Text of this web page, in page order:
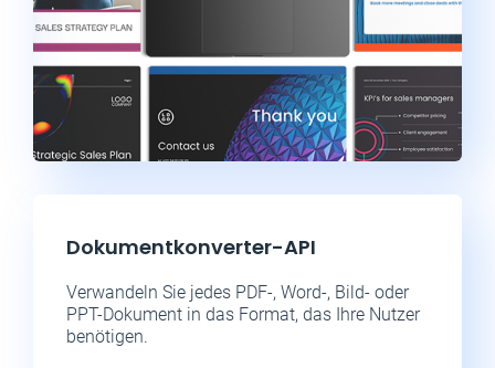
Dokumentkonverter-API
Verwandeln Sie jedes PDF-, Word-, Bild- oder
PPT-Dokument in das Format, das Ihre Nutzer
benötigen.